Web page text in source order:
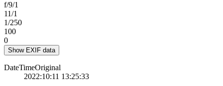
f/9/1
11/1
1/250
100
0
Show EXIF data
DateTimeOriginal
2022:10:11 13:25:33